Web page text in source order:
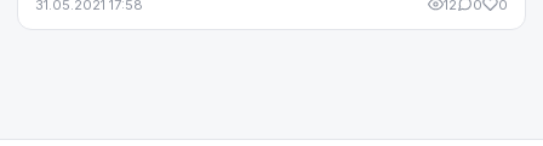
31.05.2021 17:58 12 0 0